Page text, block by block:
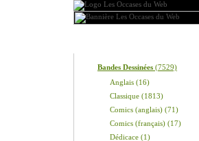
Bandes Dessinées (7529)
Anglais (16)
Classique (1813)
Comics (anglais) (71)
Comics (français) (17)
Dédicace (1)